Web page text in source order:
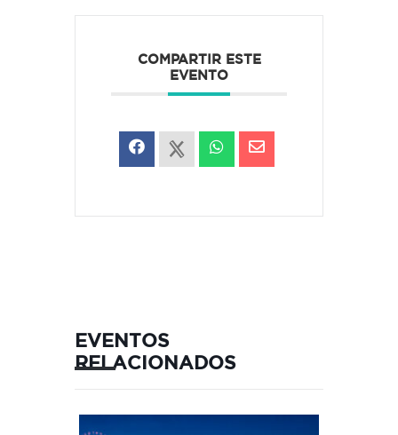
COMPARTIR ESTE
EVENTO
EVENTOS
RELACIONADOS